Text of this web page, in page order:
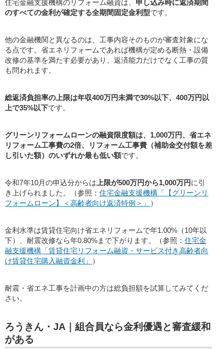
住宅金融支援機構のリフォーム融資は、 申し込み時に返済期間
のすべての金利が確定する全期間固定金利型です。
他の金融機関と異なるのは、工事内容そのものが審査対象にな
る点です。省エネリフォームであれば機構が定める断熱・設備
改修の基準を満たす必要があり、返済能力だけでなく工事の質
も問われます。
総返済負担率の上限は年収400万円未満で30%以下、400万円以
上で35%以下です。
グリーンリフォームローンの融資限度額は、1,000万円、省エネ
リフォーム工事費の2倍、リフォーム工事費（補助金交付額を差
し引いた額）のいずれか最も低い額です。
令和7年10月の申込分からは 上限が500万円から1,000万円に引
き上げられました。（参照： 住宅金融支援機構「【グリーンリ
フォームローン】＜高齢者向け返済特例＞」
）
金利水準は賃貸住宅向け省エネリフォームで年1.00%（10年以
下）、耐震改修なら年0.80%まで下がります。（参照： 住宅金
融支援機構「賃貸住宅リフォーム融資・サービス付き高齢者向
け賃貸住宅購入融資金利」
）
耐震・省エネ工事を計画中の方は総負担額を試算してみてくだ
さい。
ろうきん・JA｜組合員なら金利優遇と審査緩和
がある